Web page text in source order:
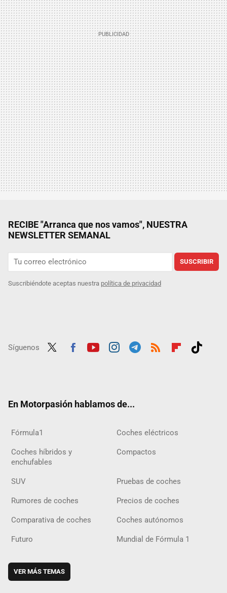
RECIBE "Arranca que nos vamos", NUESTRA
NEWSLETTER SEMANAL
SUSCRIBIR
Suscribiéndote aceptas nuestra política de privacidad
Síguenos
En Motorpasión hablamos de...
Fórmula1 Coches eléctricos
Coches híbridos y
enchufables
Compactos
SUV Pruebas de coches
Rumores de coches Precios de coches
Comparativa de coches Coches autónomos
Futuro Mundial de Fórmula 1
VER MÁS TEMAS